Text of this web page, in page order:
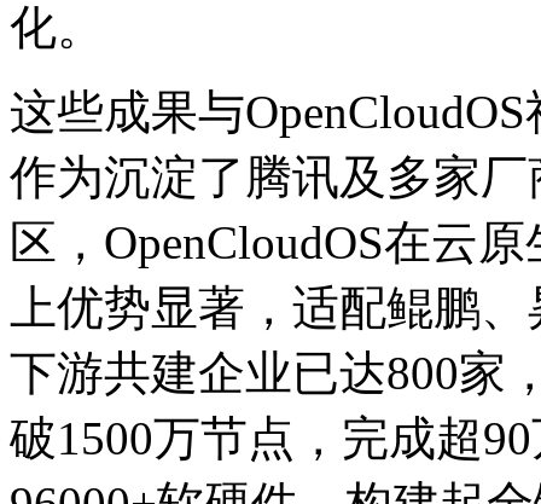
化。
这些成果与
作为沉淀了腾讯及多家
区，OpenCloudOS在云
上优势显著，适配鲲鹏
下游共建企业已达800家
破1500万节点，完成超